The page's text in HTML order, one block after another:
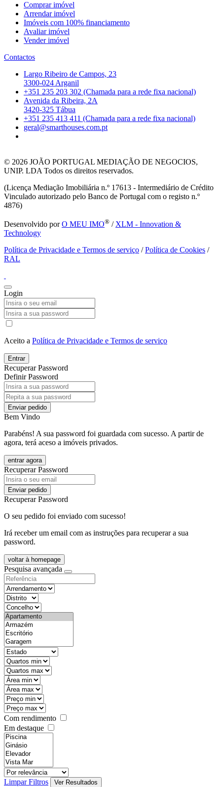
Comprar imóvel
Arrendar imóvel
Imóveis com 100% financiamento
Avaliar imóvel
Vender imóvel
Contactos
Largo Ribeiro de Campos, 23
3300-024 Arganil
+351 235 203 302 (Chamada para a rede fixa nacional)
Avenida da Ribeira, 2A
3420-325 Tábua
+351 235 413 411 (Chamada para a rede fixa nacional)
geral@smarthouses.com.pt
© 2026 JOÃO PORTUGAL MEDIAÇÃO DE NEGOCIOS,
UNIP. LDA Todos os direitos reservados.
(Licença Mediação Imobiliária n.º 17613 - Intermediário de Crédito
Vinculado autorizado pelo Banco de Portugal com o registo n.º
4876)
Desenvolvido porO MEU IMO® / XLM - Innovation &
Technology
Política de Privacidade e Termos de serviço /Política de Cookies /
RAL
Login
Aceito a Política de Privacidade e Termos de serviço
Entrar
Recuperar Password
Definir Password
Enviar pedido
Bem Vindo
Parabéns! A sua password foi guardada com sucesso. A partir de
agora, terá aceso a imóveis privados.
entrar agora
Recuperar Password
Enviar pedido
Recuperar Password
O seu pedido foi enviado com sucesso!
Irá receber um email com as instruções para recuperar a sua
password.
voltar à homepage
Pesquisa avançada
Com rendimento
Em destaque
Limpar Filtros Ver Resultados